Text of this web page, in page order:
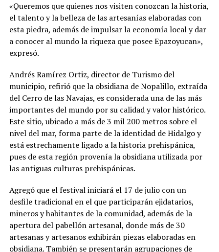
«Queremos que quienes nos visiten conozcan la historia,
el talento y la belleza de las artesanías elaboradas con
esta piedra, además de impulsar la economía local y dar
a conocer al mundo la riqueza que posee Epazoyucan»,
expresó.
Andrés Ramírez Ortiz, director de Turismo del
municipio, refirió que la obsidiana de Nopalillo, extraída
del Cerro de las Navajas, es considerada una de las más
importantes del mundo por su calidad y valor histórico.
Este sitio, ubicado a más de 3 mil 200 metros sobre el
nivel del mar, forma parte de la identidad de Hidalgo y
está estrechamente ligado a la historia prehispánica,
pues de esta región provenía la obsidiana utilizada por
las antiguas culturas prehispánicas.
Agregó que el festival iniciará el 17 de julio con un
desfile tradicional en el que participarán ejidatarios,
mineros y habitantes de la comunidad, además de la
apertura del pabellón artesanal, donde más de 30
artesanas y artesanos exhibirán piezas elaboradas en
obsidiana. También se presentarán agrupaciones de